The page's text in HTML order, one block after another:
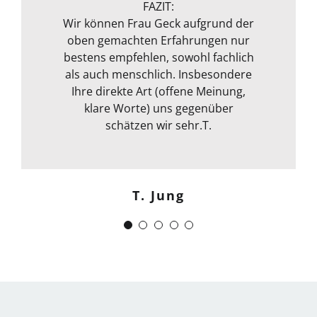
FAZIT:
Wir können Frau Geck aufgrund der
oben gemachten Erfahrungen nur
bestens empfehlen, sowohl fachlich
als auch menschlich. Insbesondere
Ihre direkte Art (offene Meinung,
klare Worte) uns gegenüber
schätzen wir sehr.T.
T. Jung
angeboten wird, rundet sie durch
ihre fachliche Kompetenz ab. Termin
war auch sehr kurzfristig und
spontan machbar. Die
Kommunikation war auch bestens .
Egal ob email Telefon etc… Alles in
allem kann ich sie nur
weiterempfehlen. Weiter so !
J. Schwaber
Frank Dettenbach